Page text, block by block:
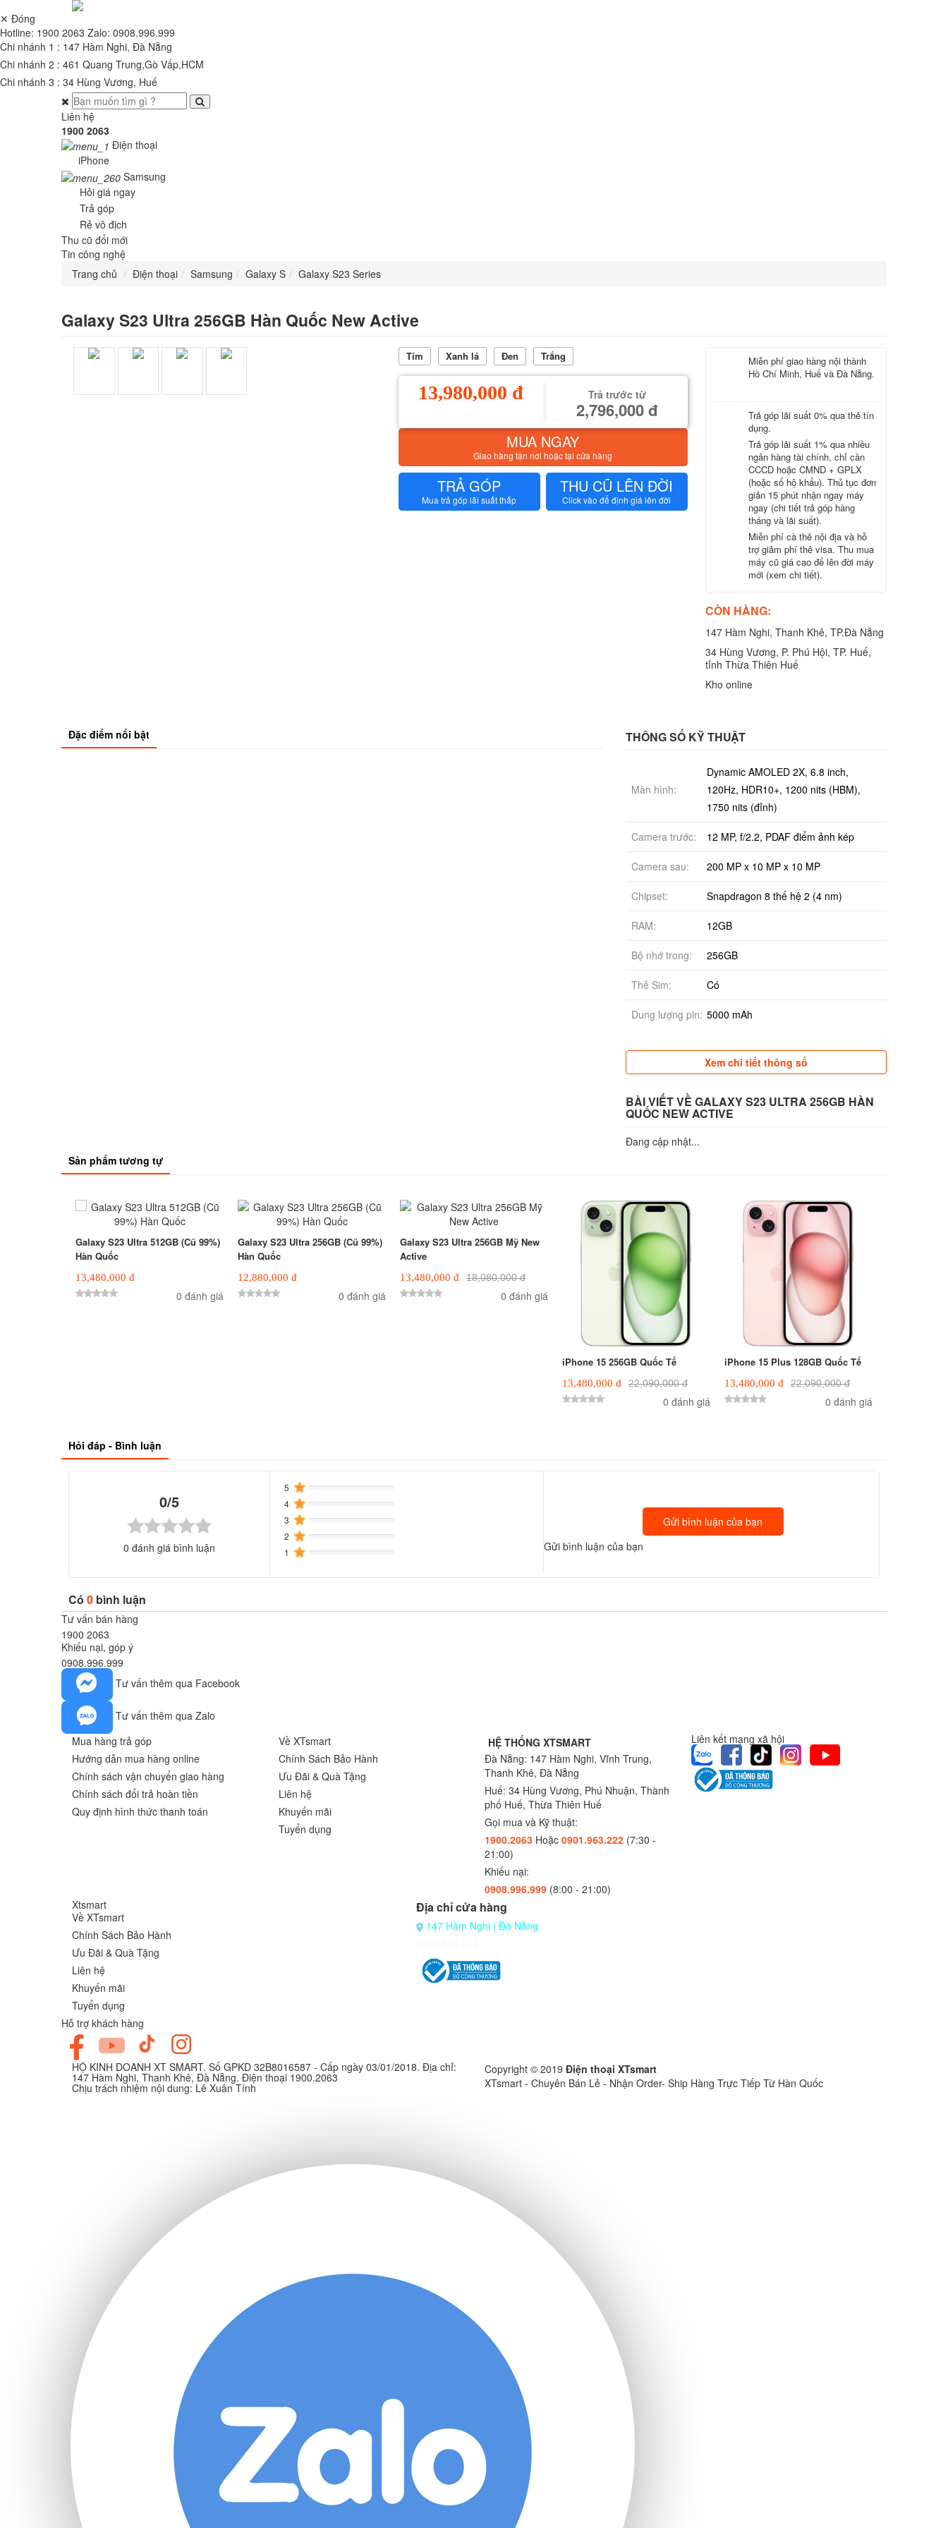
✕ Đóng
Hotline: 1900 2063 Zalo: 0908.996.999
Chi nhánh 1 : 147 Hàm Nghi, Đà Nẵng
Chi nhánh 2 : 461 Quang Trung,Gò Vấp,HCM
Chi nhánh 3 : 34 Hùng Vương, Huế
Liên hệ
1900 2063
Điện thoại
iPhone
Samsung
Hỏi giá ngay
Trả góp
Rẻ vô địch
Thu cũ đổi mới
Tin công nghệ
Trang chủ
Điện thoại Samsung Galaxy S Galaxy S23 Series
Galaxy S23 Ultra 256GB Hàn Quốc New Active
Tím Xanh lá Đen Trắng
13,980,000 đ Trả trước từ
2,796,000 đ
MUA NGAY
Giao hàng tận nơi hoặc tại cửa hàng
TRẢ GÓP
Mua trả góp lãi suất thấp
THU CŨ LÊN ĐỜI
Click vào để định giá lên đời
Miễn phí giao hàng nội thành
Hồ Chí Minh, Huế và Đà Nẵng.
Trả góp lãi suất 0% qua thẻ tín
dụng.
Trả góp lãi suất 1% qua nhiều
ngân hàng tài chính, chỉ cần
CCCD hoặc CMND + GPLX
(hoặc sổ hộ khẩu). Thủ tục đơn
giản 15 phút nhận ngay máy
ngay (chi tiết trả góp hàng
tháng và lãi suất).
Miễn phí cà thẻ nội địa và hỗ
trợ giảm phí thẻ visa. Thu mua
máy cũ giá cao để lên đời máy
mới (xem chi tiết).
CÒN HÀNG:
147 Hàm Nghi, Thanh Khê, TP.Đà Nẵng
34 Hùng Vương, P. Phú Hội, TP. Huế,
tỉnh Thừa Thiên Huế
Kho online
Đặc điểm nổi bật THÔNG SỐ KỸ THUẬT
Màn hình:
Dynamic AMOLED 2X, 6.8 inch,
120Hz, HDR10+, 1200 nits (HBM),
1750 nits (đỉnh)
Camera trước: 12 MP, f/2.2, PDAF điểm ảnh kép
Camera sau: 200 MP x 10 MP x 10 MP
Chipset: Snapdragon 8 thế hệ 2 (4 nm)
RAM: 12GB
Bộ nhớ trong: 256GB
Thẻ Sim: Có
Dung lượng pin: 5000 mAh
Xem chi tiết thông số
BÀI VIẾT VỀ GALAXY S23 ULTRA 256GB HÀN
QUỐC NEW ACTIVE
Đang cập nhật...
Sản phẩm tương tự
Galaxy S23 Ultra 512GB (Cũ 99%)
Hàn Quốc
13,480,000 đ
0 đánh giá
Galaxy S23 Ultra 256GB (Cũ 99%)
Hàn Quốc
12,880,000 đ
0 đánh giá
Galaxy S23 Ultra 256GB Mỹ New
Active
13,480,000 đ 18,080,000 đ
0 đánh giá
iPhone 15 256GB Quốc Tế
13,480,000 đ 22,090,000 đ
0 đánh giá
iPhone 15 Plus 128GB Quốc Tế
13,480,000 đ 22,090,000 đ
0 đánh giá
Hỏi đáp - Bình luận
0/5
0 đánh giá bình luận
5
4
3
2
1
Gửi bình luận của bạn
Gửi bình luận của bạn
Có 0 bình luận
Tư vấn bán hàng
1900 2063
Khiếu nại, góp ý
0908.996.999
Tư vấn thêm qua Facebook
Tư vấn thêm qua Zalo
Mua hàng trả góp
Hướng dẫn mua hàng online
Chính sách vận chuyển giao hàng
Chính sách đổi trả hoàn tiền
Quy định hình thức thanh toán
Về XTsmart
Chính Sách Bảo Hành
Ưu Đãi & Quà Tặng
Liên hệ
Khuyến mãi
Tuyển dụng
HỆ THỐNG XTSMART
Đà Nẵng: 147 Hàm Nghi, Vĩnh Trung,
Thanh Khê, Đà Nẵng
Huế: 34 Hùng Vương, Phú Nhuận, Thành
phố Huế, Thừa Thiên Huế
Gọi mua và Kỹ thuật:
1900.2063 Hoặc 0901.963.222 (7:30 -
21:00)
Khiếu nại:
0908.996.999 (8:00 - 21:00)
Liên kết mạng xã hội
Xtsmart
Về XTsmart
Chính Sách Bảo Hành
Ưu Đãi & Quà Tặng
Liên hệ
Khuyến mãi
Tuyển dụng
Địa chỉ cửa hàng
147 Hàm Nghi | Đà Nẵng
Hỗ trợ khách hàng
HỘ KINH DOANH XT SMART. Số GPKD 32B8016587 - Cấp ngày 03/01/2018. Địa chỉ:
147 Hàm Nghi, Thanh Khê, Đà Nẵng. Điện thoại 1900.2063
Chịu trách nhiệm nội dung: Lê Xuân Tính
Copyright © 2019 Điện thoại XTsmart
XTsmart - Chuyên Bán Lẻ - Nhận Order- Ship Hàng Trực Tiếp Từ Hàn Quốc